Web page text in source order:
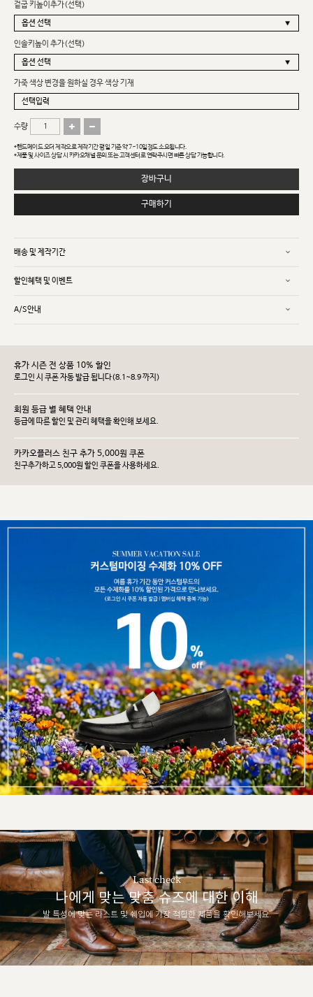
겉굽 키높이추가(선택)
인솔키높이 추가(선택)
가죽 색상 변경을 원하실 경우 색상 기재
수량
*핸드메이드 오더 제작으로 제작기간 평일 기준 약 7~10일정도 소요됩니다.
*제품 및 사이즈 상담 시 카카오채널 문의 또는 고객센터로 연락주시면 빠른 상담 가능합니다.
장바구니
구매하기
배송 및 제작기간
할인혜택 및 이벤트
A/S안내
휴가 시즌 전 상품 10% 할인
로그인 시 쿠폰 자동 발급 됩니다(8.1~8.9 까지)
회원 등급 별 혜택 안내
등급에 따른 할인 및 관리 헤택을 확인해 보세요.
카카오플러스 친구 추가 5,000원 쿠폰
친구추가하고 5,000원 할인 쿠폰을 사용하세요.
Last check
나에게 맞는 맞춤 슈즈에 대한 이해
발 특성에 맞는 라스트 및 쉐입에 가장 적합한 제품을 확인해보세요.